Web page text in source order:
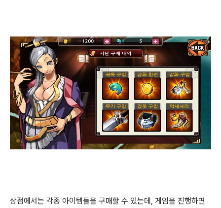
상점에서는 각종 아이템들을 구매할 수 있는데, 게임을 진행하면